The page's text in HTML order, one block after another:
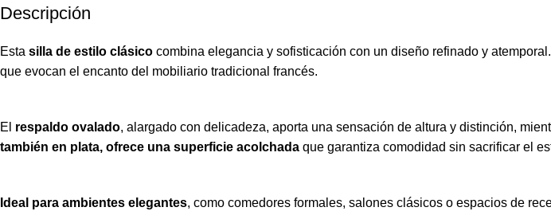
Descripción
Esta silla de estilo clásico combina elegancia y sofisticación con un diseño refinado y
que evocan el encanto del mobiliario tradicional francés.
El respaldo ovalado, alargado con delicadeza, aporta una sensación de altura y distinción,
también en plata, ofrece una superficie acolchada que garantiza comodidad sin sacrificar el
Ideal para ambientes elegantes, como comedores formales, salones clásicos o espacios de